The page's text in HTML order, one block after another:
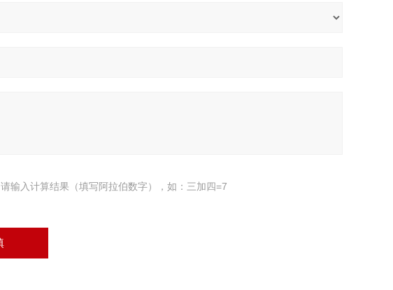
请输入计算结果（填写阿拉伯数字），如：三加四=7